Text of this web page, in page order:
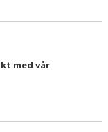
med vår